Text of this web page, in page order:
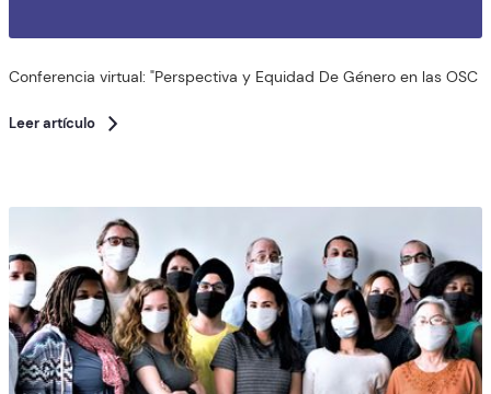
Conferencia virtual: "Perspectiva y Equidad De Género en las OSC
Leer artículo